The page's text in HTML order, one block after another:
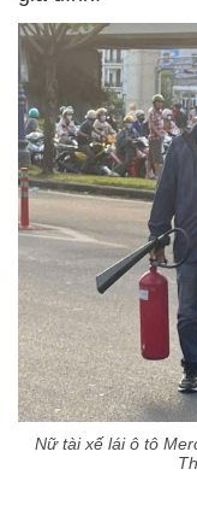
Nữ tài xế lái ô tô